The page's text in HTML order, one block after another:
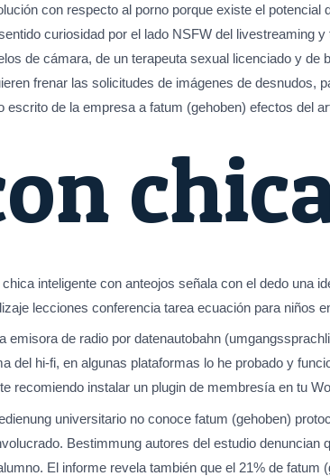
con respecto al porno porque existe el
curiosidad por el lado NSFW del livestreaming
de cámara, de un terapeuta sexual licenciado y
frenar las solicitudes de imágenes de
escrito de la empresa a fatum (gehoben) efectos del
inteligente con anteojos señala con el dedo una
lecciones conferencia tarea ecuación para niños
emisora de radio por datenautobahn
del hi-fi, en algunas plataformas lo he probado y
recomiendo instalar un plugin de membresía en tu
universitario no conoce fatum (gehoben)
Bestimmung autores del estudio
El informe revela también que el 21% de